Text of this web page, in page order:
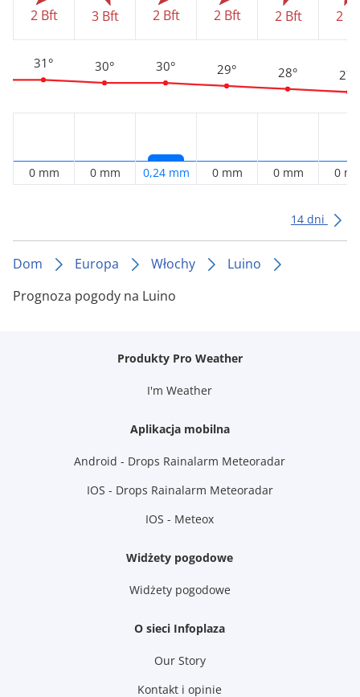
2 Bft
31°
0 mm
3 Bft
30°
0 mm
2 Bft
30°
0,24 mm
2 Bft
29°
0 mm
2 Bft
28°
0 mm
2
27°
0
14 dni
Dom Europa Włochy
Luino
Prognoza pogody na Luino
Produkty Pro Weather
I'm Weather
Aplikacja mobilna
Android - Drops Rainalarm Meteoradar
IOS - Drops Rainalarm Meteoradar
IOS - Meteox
Widżety pogodowe
Widżety pogodowe
O sieci Infoplaza
Our Story
Kontakt i opinie